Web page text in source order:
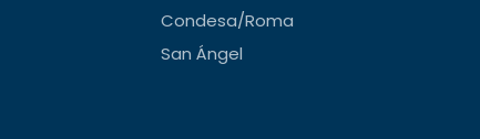
Condesa/Roma
San Ángel